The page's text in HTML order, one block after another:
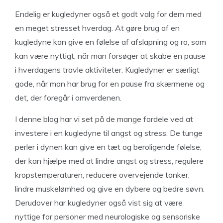
Endelig er kugledyner også et godt valg for dem med
en meget stresset hverdag. At gøre brug af en
kugledyne kan give en følelse af afslapning og ro, som
kan være nyttigt, når man forsøger at skabe en pause
i hverdagens travle aktiviteter. Kugledyner er særligt
gode, når man har brug for en pause fra skærmene og
det, der foregår i omverdenen.
I denne blog har vi set på de mange fordele ved at
investere i en kugledyne til angst og stress. De tunge
perler i dynen kan give en tæt og beroligende følelse,
der kan hjælpe med at lindre angst og stress, regulere
kropstemperaturen, reducere overvejende tanker,
lindre muskelømhed og give en dybere og bedre søvn.
Derudover har kugledyner også vist sig at være
nyttige for personer med neurologiske og sensoriske